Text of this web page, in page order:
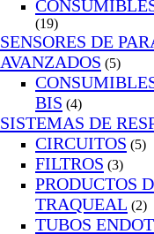
(19)
SENSORES DE
AVANZADOS (5)
BIS (4)
SISTEMAS DE
CIRCUITOS (5)
FILTROS (3)
PRODUCTOS
TRAQUEAL (2)
TUBOS